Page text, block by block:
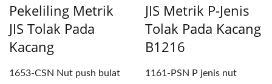
Pekeliling Metrik
JIS Tolak Pada
Kacang
1653-CSN Nut push bulat
JIS Metrik P-Jenis
Tolak Pada Kacang
B1216
1161-PSN P jenis nut